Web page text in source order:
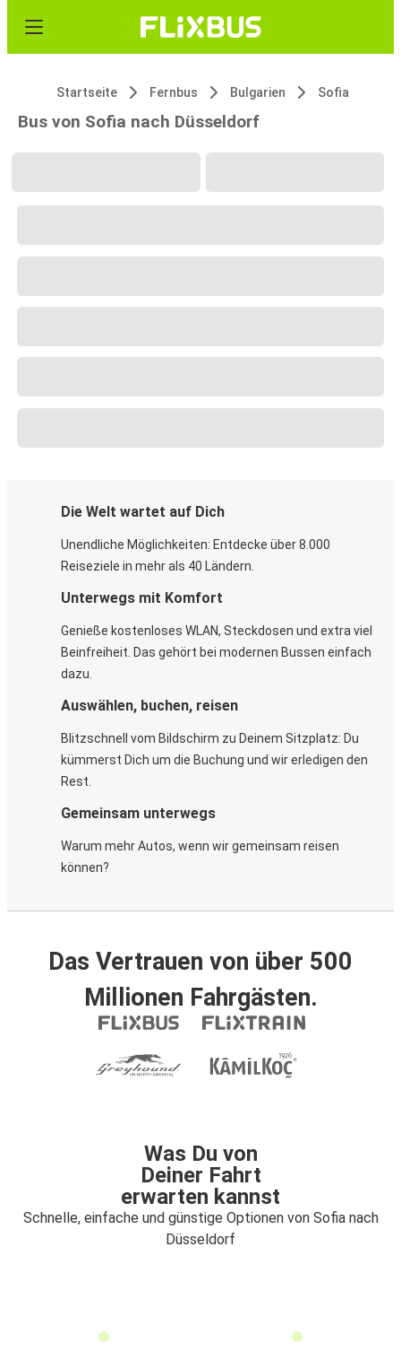
Startseite Fernbus Bulgarien Sofia
Bus von Sofia nach Düsseldorf
Die Welt wartet auf Dich
Unendliche Möglichkeiten: Entdecke über 8.000
Reiseziele in mehr als 40 Ländern.
Unterwegs mit Komfort
Genieße kostenloses WLAN, Steckdosen und extra viel
Beinfreiheit. Das gehört bei modernen Bussen einfach
dazu.
Auswählen, buchen, reisen
Blitzschnell vom Bildschirm zu Deinem Sitzplatz: Du
kümmerst Dich um die Buchung und wir erledigen den
Rest.
Gemeinsam unterwegs
Warum mehr Autos, wenn wir gemeinsam reisen
können?
Das Vertrauen von über 500
Millionen Fahrgästen.
Was Du von
Deiner Fahrt
erwarten kannst
Schnelle, einfache und günstige Optionen von Sofia nach
Düsseldorf